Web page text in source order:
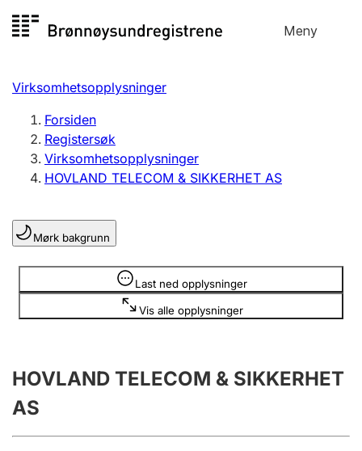
til
Meny
Registersøk
Aksjeselskap
Enkeltpersonforetak
Registrere, endre, slette
Lag og forening
Registrere, endre, slette
Årsregnskap
Innsending og forsinkelsesgebyr
Virksomhetsopplysninger
Forsiden
Registersøk
Virksomhetsopplysninger
HOVLAND TELECOM & SIKKERHET AS
Mørk bakgrunn
Last ned opplysninger
Vis alle opplysninger
Opplysninger er skjult
HOVLAND TELECOM & SIKKERHET
AS